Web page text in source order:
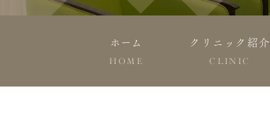
ホーム
HOME
クリニック紹介
CLINIC